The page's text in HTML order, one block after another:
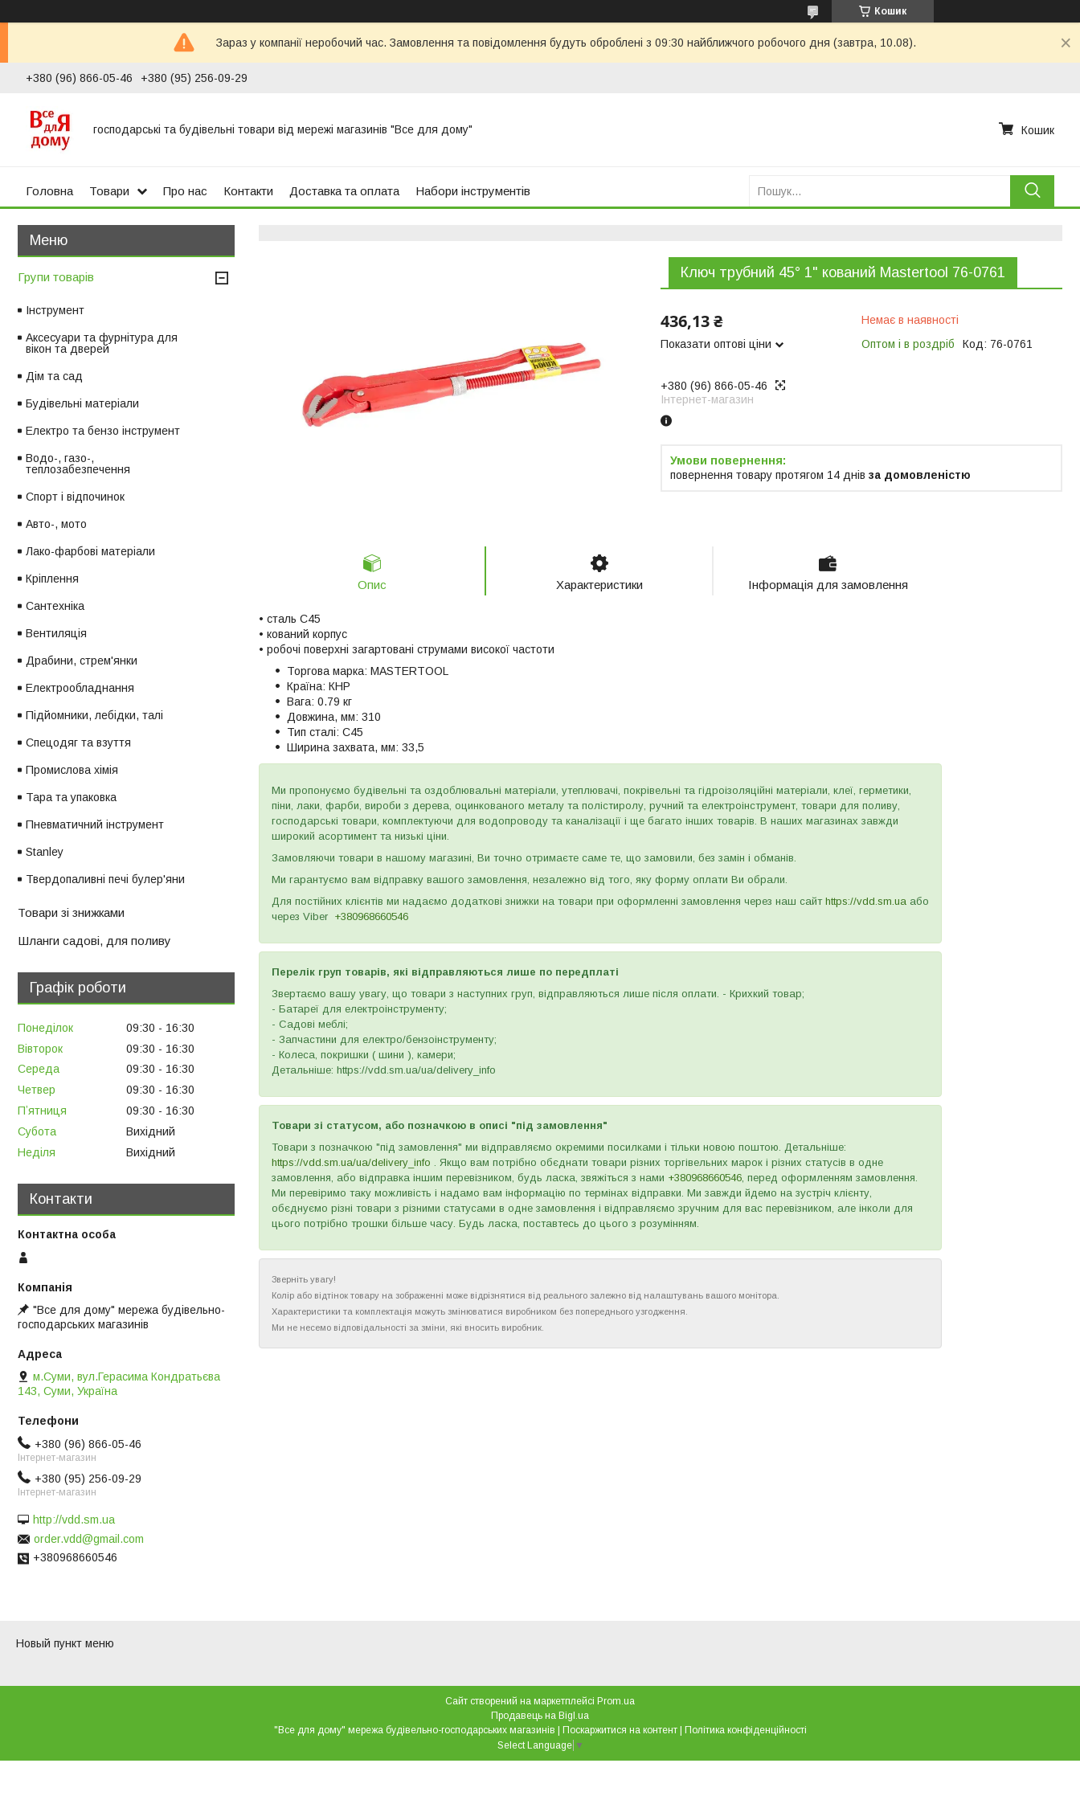
Кошик
Зараз у компанії неробочий час. Замовлення та повідомлення будуть оброблені з 09:30 найближчого робочого дня (завтра, 10.08).
+380 (96) 866-05-46 +380 (95) 256-09-29
господарські та будівельні товари від мережі магазинів "Все для дому" Кошик
Головна Товари Про нас Контакти Доставка та оплата Набори інструментів
Ключ трубний 45° 1" кований Mastertool 76-0761
436,13 ₴
Показати оптові ціни
Немає в наявності
Оптом і в роздріб
Код: 76-0761
+380 (96) 866-05-46
Інтернет-магазин
повернення товару протягом 14 днів за домовленістю
Опис Характеристики Інформація для замовлення
• сталь С45
• кований корпус
• робочі поверхні загартовані струмами високої частоти
Торгова марка: MASTERTOOL
Країна: КНР
Вага: 0.79 кг
Довжина, мм: 310
Тип сталі: C45
Ширина захвата, мм: 33,5
Ми пропонуємо будівельні та оздоблювальні матеріали, утеплювачі, покрівельні та гідроізоляційні матеріали, клеї, герметики,
піни, лаки, фарби, вироби з дерева, оцинкованого металу та полістиролу, ручний та електроінструмент, товари для поливу,
господарські товари, комплектуючи для водопроводу та каналізації і ще багато інших товарів. В наших магазинах завжди
широкий асортимент та низькі ціни.
Замовляючи товари в нашому магазині, Ви точно отримаєте саме те, що замовили, без замін і обманів.
Ми гарантуємо вам відправку вашого замовлення, незалежно від того, яку форму оплати Ви обрали.
Для постійних клієнтів ми надаємо додаткові знижки на товари при оформленні замовлення через наш сайт https://vdd.sm.ua або
через Viber +380968660546
Перелік груп товарів, які відправляються лише по передплаті
Звертаємо вашу увагу, що товари з наступних груп, відправляються лише після оплати. - Крихкий товар;
- Батареї для електроінструменту;
- Садові меблі;
- Запчастини для електро/бензоінструменту;
- Колеса, покришки ( шини ), камери;
Детальніше: https://vdd.sm.ua/ua/delivery_info
Товари зі статусом, або позначкою в описі "під замовлення"
Товари з позначкою "під замовлення" ми відправляємо окремими посилками і тільки новою поштою. Детальніше:
https://vdd.sm.ua/ua/delivery_info . Якщо вам потрібно обєднати товари різних торгівельних марок і різних статусів в одне
замовлення, або відправка іншим перевізником, будь ласка, звяжіться з нами +380968660546, перед оформленням замовлення.
Ми перевіримо таку можливість і надамо вам інформацію по термінах відправки. Ми завжди йдемо на зустріч клієнту,
обєднуємо різні товари з різними статусами в одне замовлення і відправляємо зручним для вас перевізником, але інколи для
цього потрібно трошки більше часу. Будь ласка, поставтесь до цього з розумінням.
Зверніть увагу!
Колір або відтінок товару на зображенні може відрізнятися від реального залежно від налаштувань вашого монітора.
Характеристики та комплектація можуть змінюватися виробником без попереднього узгодження.
Ми не несемо відповідальності за зміни, які вносить виробник.
Групи товарів
Інструмент
Аксесуари та фурнітура для
вікон та дверей
Дім та сад
Будівельні матеріали
Електро та бензо інструмент
Водо-, газо-,
теплозабезпечення
Спорт і відпочинок
Авто-, мото
Лако-фарбові матеріали
Кріплення
Сантехніка
Вентиляція
Драбини, стрем'янки
Електрообладнання
Підйомники, лебідки, талі
Спецодяг та взуття
Промислова хімія
Тара та упаковка
Пневматичний інструмент
Stanley
Твердопаливні печі булер'яни
Товари зі знижками
Шланги садові, для поливу
Графік роботи
Понеділок 09:30
16:30
Вівторок
09:30
16:30
Середа
09:30
16:30
Четвер
09:30
16:30
Пʼятниця
09:30
16:30
Субота
Вихідний
Неділя
Вихідний
Контакти
"Все для дому" мережа будівельно-
господарських магазинів
м.Суми, вул.Герасима Кондратьєва
143, Суми, Україна
+380 (96) 866-05-46
Інтернет-магазин
+380 (95) 256-09-29
Інтернет-магазин
http://vdd.sm.ua
order.vdd@gmail.com
+380968660546
Новый пункт меню
Сайт створений на маркетплейсі Prom.ua
Продавець на Bigl.ua
Поскаржитися на контент
Політика конфіденційності
Select Language ▼